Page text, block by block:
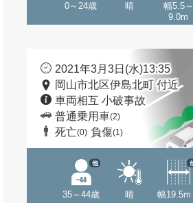
0～24歳 晴
幅5.5～
9.0m
2021年3月3日(水)13:35
岡山市北区伊島北町 付近
車両相互 小破事故
普通乗用車(2)
死亡(0) 負傷(1)
35～44歳
他
晴 幅19.5m